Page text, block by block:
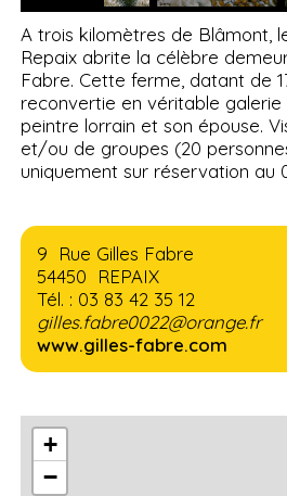
A trois kilomètres de Blâmont,
Repaix abrite la célèbre
Fabre. Cette ferme, datant de
reconvertie en véritable
peintre lorrain et son épouse.
et/ou de groupes (20
uniquement sur réservation au
9 Rue Gilles Fabre
54450 REPAIX
Tél. : 03 83 42 35 12
gilles.fabre0022@orange.fr
www.gilles-fabre.com
+
−